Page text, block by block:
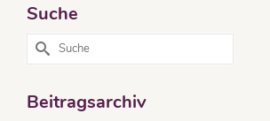
Suche
Suche
nach:
Beitragsarchiv